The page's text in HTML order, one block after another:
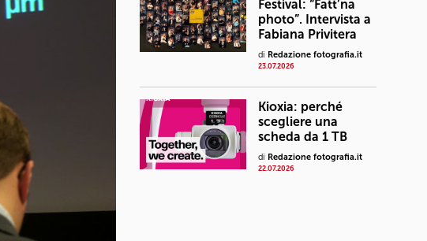
Festival: “Fatt’na
photo”. Intervista a
Fabiana Privitera
di Redazione fotografia.it
23.07.2026
Kioxia: perché
scegliere una
scheda da 1 TB
di Redazione fotografia.it
22.07.2026